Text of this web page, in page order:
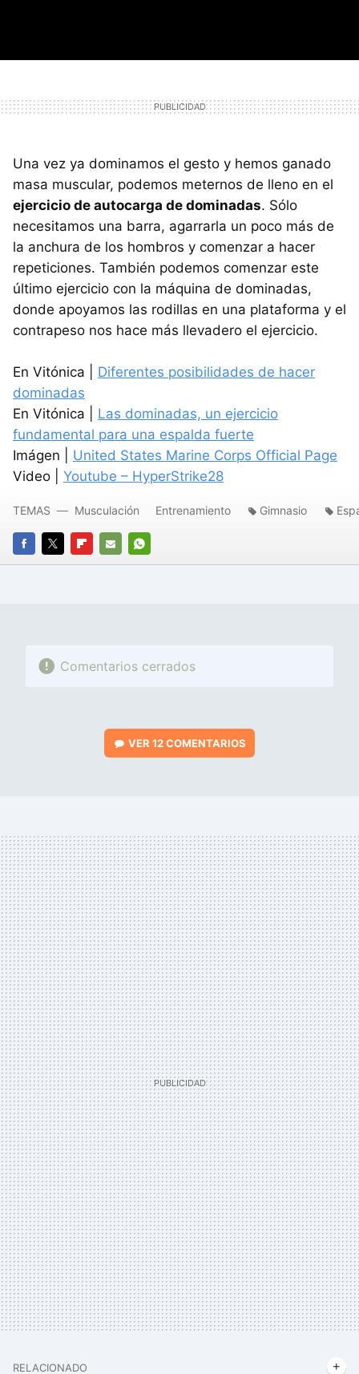
Una vez ya dominamos el gesto y hemos ganado
masa muscular, podemos meternos de lleno en el
ejercicio de autocarga de dominadas. Sólo
necesitamos una barra, agarrarla un poco más de
la anchura de los hombros y comenzar a hacer
repeticiones. También podemos comenzar este
último ejercicio con la máquina de dominadas,
donde apoyamos las rodillas en una plataforma y el
contrapeso nos hace más llevadero el ejercicio.
En Vitónica | Diferentes posibilidades de hacer
dominadas
En Vitónica | Las dominadas, un ejercicio
fundamental para una espalda fuerte
Imágen | United States Marine Corps Official Page
Video | Youtube – HyperStrike28
FACEBOOK
TWITTERFLIPBOARD
E-
WHATSAPP
TEMAS Musculación Entrenamiento Gimnasio
Comentarios cerrados
VER12 COMENTARIOS
RELACIONADO